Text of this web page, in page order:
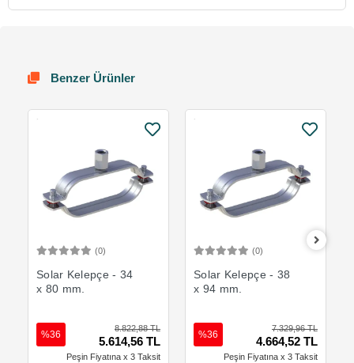
Benzer Ürünler
(0)
Solar Kelepçe - 34
x 80 mm.
8.822,88 TL
5.614,56 TL
%36
Peşin Fiyatına x 3 Taksit
(0)
Solar Kelepçe - 38
x 94 mm.
7.329,96 TL
4.664,52 TL
%36
Peşin Fiyatına x 3 Taksit